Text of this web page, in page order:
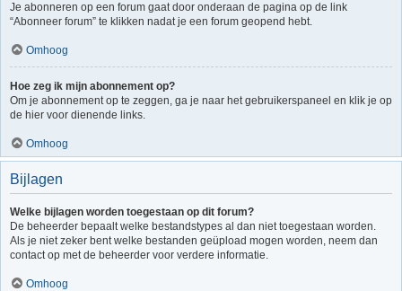
Je abonneren op een forum gaat door onderaan de pagina op de link
“Abonneer forum” te klikken nadat je een forum geopend hebt.
Omhoog
Hoe zeg ik mijn abonnement op?
Om je abonnement op te zeggen, ga je naar het gebruikerspaneel en klik je op
de hier voor dienende links.
Omhoog
Bijlagen
Welke bijlagen worden toegestaan op dit forum?
De beheerder bepaalt welke bestandstypes al dan niet toegestaan worden.
Als je niet zeker bent welke bestanden geüpload mogen worden, neem dan
contact op met de beheerder voor verdere informatie.
Omhoog